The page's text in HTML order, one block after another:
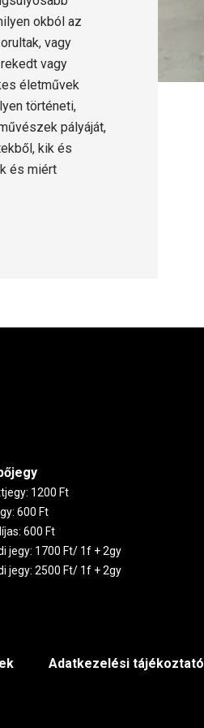
okból az
vagy
vagy
életművek
történeti,
pályáját,
kik és
és miért
1200 Ft
600 Ft
600 Ft
jegy: 1700 Ft/ 1f + 2gy
jegy: 2500 Ft/ 1f + 2gy
Adatkezelési tájékoztató